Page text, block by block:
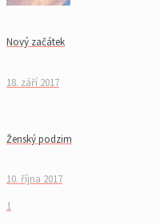
Nový začátek
18. září 2017
Ženský podzim
10. října 2017
1